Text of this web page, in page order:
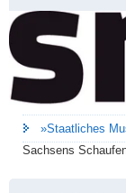
»Staatliches
Sachsens